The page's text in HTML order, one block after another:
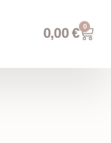
0,00€ 0